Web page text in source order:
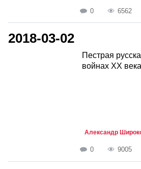
0 6562
2018-03-02
Пестрая
войнах ХХ века
Александр
0 9005